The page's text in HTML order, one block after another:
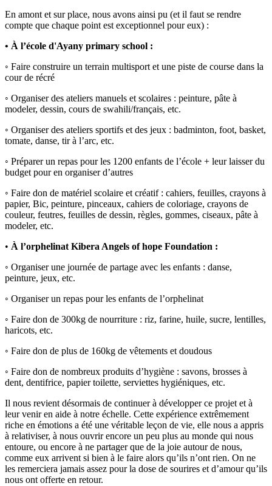
En amont et sur place, nous avons ainsi pu (et il faut se rendre
compte que chaque point est exceptionnel pour eux) :
• À l’école d'Ayany primary school :
◦ Faire construire un terrain multisport et une piste de course dans la
cour de récré
◦ Organiser des ateliers manuels et scolaires : peinture, pâte à
modeler, dessin, cours de swahili/français, etc.
◦ Organiser des ateliers sportifs et des jeux : badminton, foot, basket,
tomate, danse, tir à l’arc, etc.
◦ Préparer un repas pour les 1200 enfants de l’école + leur laisser du
budget pour en organiser d’autres
◦ Faire don de matériel scolaire et créatif : cahiers, feuilles, crayons à
papier, Bic, peinture, pinceaux, cahiers de coloriage, crayons de
couleur, feutres, feuilles de dessin, règles, gommes, ciseaux, pâte à
modeler, etc.
• À l’orphelinat Kibera Angels of hope Foundation :
◦ Organiser une journée de partage avec les enfants : danse,
peinture, jeux, etc.
◦ Organiser un repas pour les enfants de l’orphelinat
◦ Faire don de 300kg de nourriture : riz, farine, huile, sucre, lentilles,
haricots, etc.
◦ Faire don de plus de 160kg de vêtements et doudous
◦ Faire don de nombreux produits d’hygiène : savons, brosses à
dent, dentifrice, papier toilette, serviettes hygiéniques, etc.
Il nous revient désormais de continuer à développer ce projet et à
leur venir en aide à notre échelle. Cette expérience extrêmement
riche en émotions a été une véritable leçon de vie, elle nous a appris
à relativiser, à nous ouvrir encore un peu plus au monde qui nous
entoure, ou encore à ne partager que de la joie autour de nous,
comme eux arrivent si bien à le faire alors qu’ils n’ont rien. On ne
les remerciera jamais assez pour la dose de sourires et d’amour qu’ils
nous ont offerte en retour.